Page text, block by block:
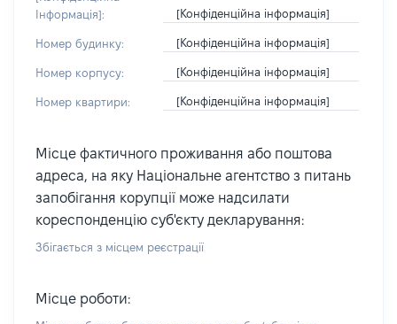
Інформація]:
[Конфіденційна інформація]
Номер будинку: [Конфіденційна інформація]
Номер корпусу: [Конфіденційна інформація]
Номер квартири: [Конфіденційна інформація]
Місце фактичного проживання або поштова
адреса, на яку Національне агентство з питань
запобігання корупції може надсилати
кореспонденцію суб'єкту декларування:
Збігається з місцем реєстрації
Місце роботи: